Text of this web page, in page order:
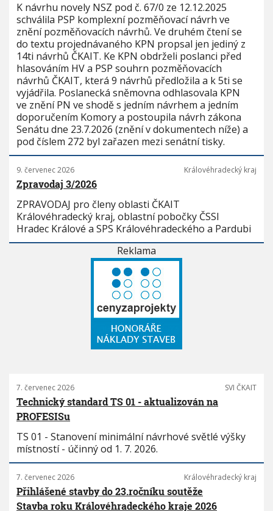
K návrhu novely NSZ pod č. 67/0 ze 12.12.2025
schválila PSP komplexní pozměňovací návrh ve
znění pozměňovacích návrhů. Ve druhém čtení se
do textu projednávaného KPN propsal jen jediný z
14ti návrhů ČKAIT. Ke KPN obdrželi poslanci před
hlasováním HV a PSP souhrn pozměňovacích
návrhů ČKAIT, která 9 návrhů předložila a k 5ti se
vyjádřila. Poslanecká sněmovna odhlasovala KPN
ve znění PN ve shodě s jedním návrhem a jedním
doporučením Komory a postoupila návrh zákona
Senátu dne 23.7.2026 (znění v dokumentech níže) a
pod číslem 272 byl zařazen mezi senátní tisky.
9. červenec 2026 Královéhradecký kraj
Zpravodaj 3/2026
ZPRAVODAJ pro členy oblasti ČKAIT
Královéhradecký kraj, oblastní pobočky ČSSI
Hradec Králové a SPS Královéhradeckého a Pardubi
Reklama
7. červenec 2026 SVI ČKAIT
Technický standard TS 01 - aktualizován na
PROFESISu
TS 01 - Stanovení minimální návrhové světlé výšky
místností - účinný od 1. 7. 2026.
7. červenec 2026 Královéhradecký kraj
Přihlášené stavby do 23.ročníku soutěže
Stavba roku Královéhradeckého kraje 2026